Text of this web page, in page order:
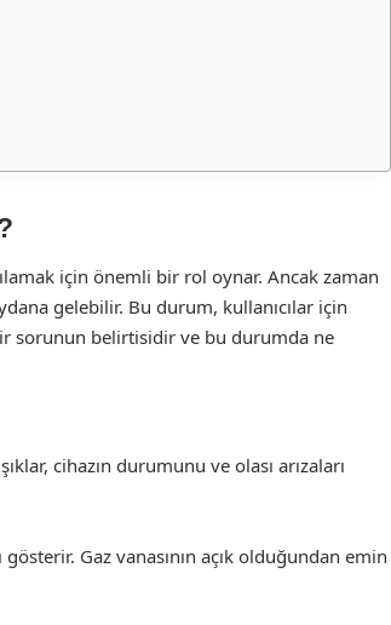
için önemli bir rol oynar. Ancak zaman
gelebilir. Bu durum, kullanıcılar için
sorunun belirtisidir ve bu durumda ne
cihazın durumunu ve olası arızaları
Gaz vanasının açık olduğundan emin